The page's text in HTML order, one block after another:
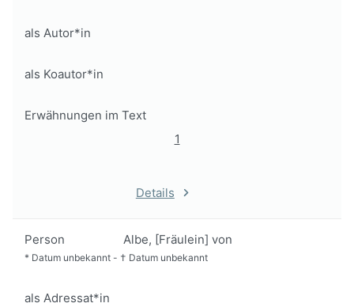
als Autor*in
als Koautor*in
Erwähnungen im Text
1
Details
Person Albe, [Fräulein] von
* Datum unbekannt - † Datum unbekannt
als Adressat*in